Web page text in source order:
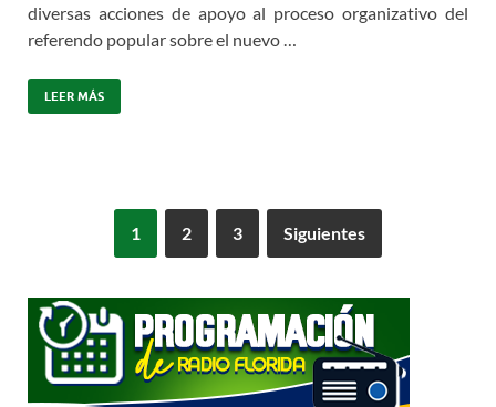
diversas acciones de apoyo al proceso organizativo del
referendo popular sobre el nuevo …
LEER MÁS
1 2 3 Siguientes